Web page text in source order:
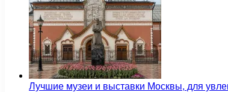
Лучшие музеи и выставки Москвы, для